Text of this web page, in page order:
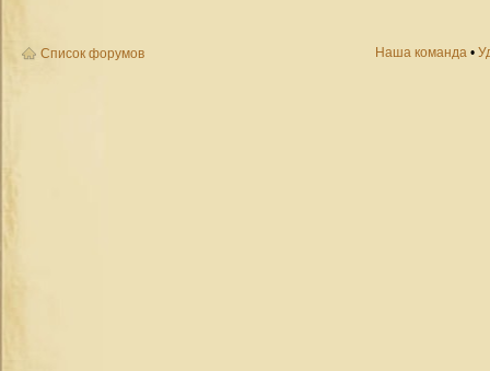
Список форумов Наша команда •